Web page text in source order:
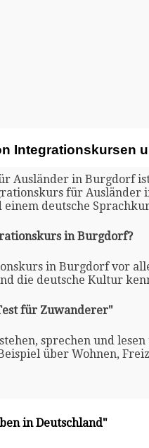
Integrationskursen
Ausländer in Burgdorf
für Ausländer
deutsche
in Burgdorf?
in Burgdorf vor
die deutsche Kultur
für Zuwanderer"
sprechen und
über Wohnen,
in Deutschland"